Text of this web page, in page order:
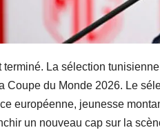
terminé. La sélection
Coupe du Monde 2026. Le
européenne, jeunesse
un nouveau cap sur la